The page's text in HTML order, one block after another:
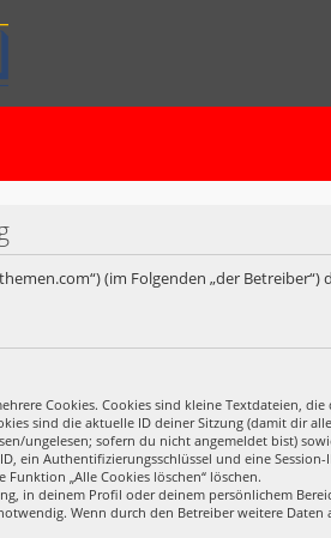
(im Folgenden „der
Cookies. Cookies sind kleine Textdateien,
sind die aktuelle ID deiner Sitzung (damit dir
ungelesen; sofern du nicht angemeldet bist)
ein Authentifizierungsschlüssel und eine
„Alle Cookies löschen“ löschen.
in deinem Profil oder deinem persönlichem
Wenn durch den Betreiber weitere